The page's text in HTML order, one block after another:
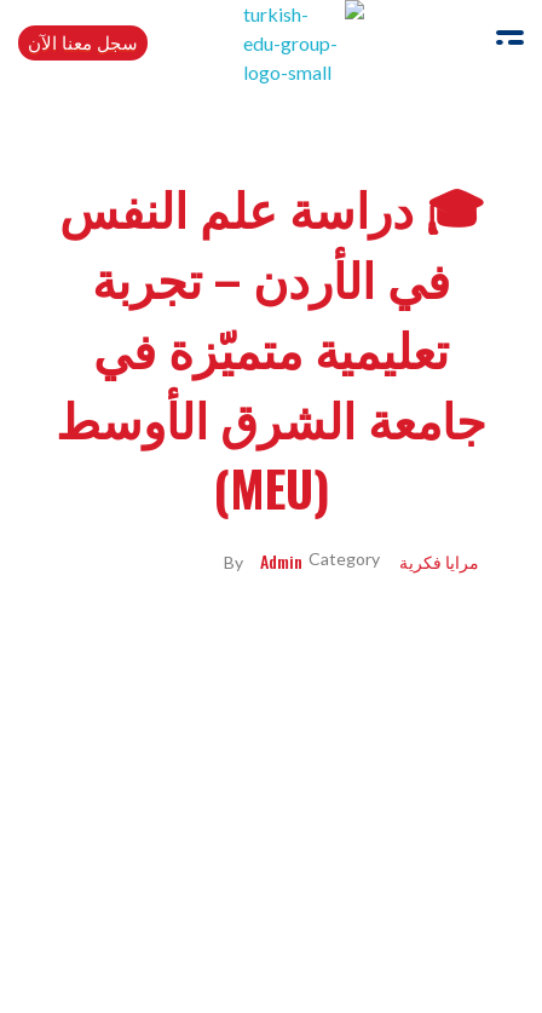
سجل معنا الآن
🎓 دراسة علم النفس
في الأردن – تجربة
تعليمية متميّزة في
جامعة الشرق الأوسط
(MEU)
By Admin مرايا فكرية